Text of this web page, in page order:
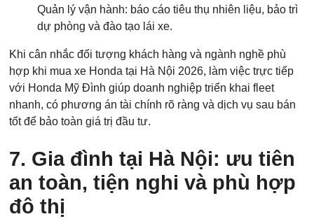
Quản lý vận hành: báo cáo tiêu thụ nhiên liệu, bảo trì
dự phòng và đào tạo lái xe.
Khi cân nhắc đối tượng khách hàng và ngành nghề phù
hợp khi mua xe Honda tại Hà Nội 2026, làm việc trực tiếp
với Honda Mỹ Đình giúp doanh nghiệp triển khai fleet
nhanh, có phương án tài chính rõ ràng và dịch vụ sau bán
tốt để bảo toàn giá trị đầu tư.
7. Gia đình tại Hà Nội: ưu tiên
an toàn, tiện nghi và phù hợp
đô thị
Họ Tên*
Điện thoại di động *